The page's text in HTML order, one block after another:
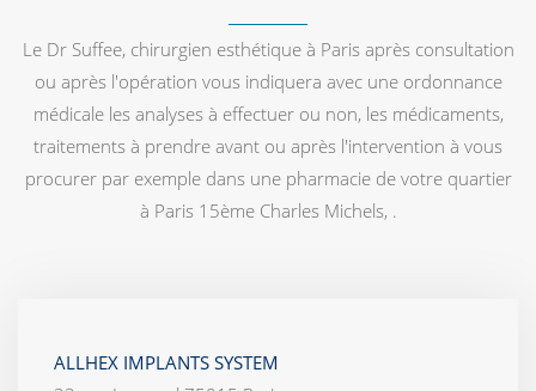
Le Dr Suffee, chirurgien esthétique à Paris après consultation
ou après l'opération vous indiquera avec une ordonnance
médicale les analyses à effectuer ou non, les médicaments,
traitements à prendre avant ou après l'intervention à vous
procurer par exemple dans une pharmacie de votre quartier
à Paris 15ème Charles Michels, .
ALLHEX IMPLANTS SYSTEM